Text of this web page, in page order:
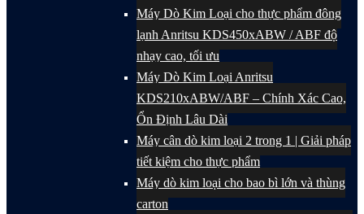
Máy Dò Kim Loại cho thực phẩm đông
lạnh Anritsu KDS450xABW / ABF độ
nhạy cao, tối ưu
Máy Dò Kim Loại Anritsu
KDS210xABW/ABF – Chính Xác Cao,
Ổn Định Lâu Dài
Máy cân dò kim loại 2 trong 1 | Giải pháp
tiết kiệm cho thực phẩm
Máy dò kim loại cho bao bì lớn và thùng
carton